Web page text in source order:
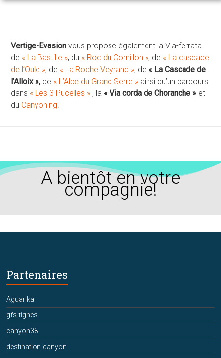
Vertige-Evasion vous propose également la Via-ferrata
de « La Bastille », du « Roc du Cornillon », de « La cascade
de l’Oule », de « La Roche Veyrand », de« La Cascade de
l’Alloix », de « L’Alpe du Grand Serre » ainsi qu’un parcours
dans « Les 3 Pucelles » , la « Via corda de Choranche » et
du Canyoning.
A bientôt en votre
compagnie!
Partenaires
Aguarika
gfs-tignes
canyon38
destination-canyon